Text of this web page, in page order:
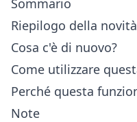
Sommario
Riepilogo della novità
Cosa c'è di nuovo?
Come utilizzare
Perché questa
Note